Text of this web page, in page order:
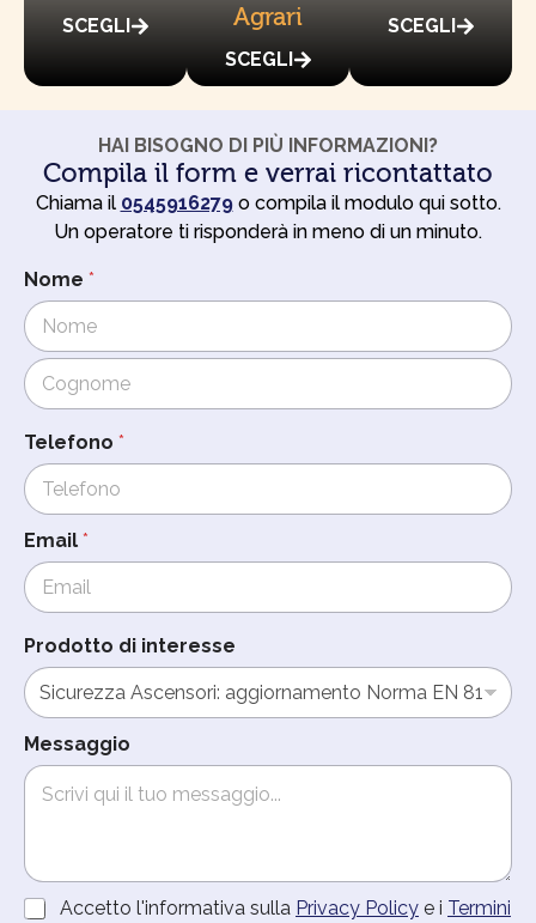
SCEGLI
Agrari
SCEGLI
SCEGLI
HAI BISOGNO DI PIÙ INFORMAZIONI?
Compila il form e verrai ricontattato
Chiama il 0545916279o compila il modulo qui sotto.
Un operatore ti risponderà in meno di un minuto.
T
l
e
f
o
n
o
r
i
c
v
e
r
e
M
e
s
s
g
g
Nome *
Telefono *
Email *
Prodotto di interesse
Messaggio
A
Accetto l'informativa sulla Privacy Policy e i Termini